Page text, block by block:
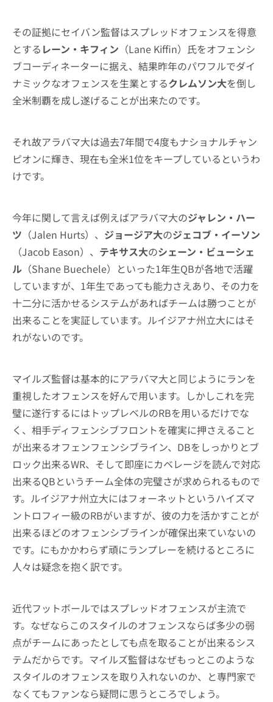
その証拠にセイバン監督はスプレッドオフェンスを得意
とする レーン・キフィン （Lane Kiffin）氏をオフェンシ
ブコーディネーターに据え、結果昨年のパワフルでダイ
ナミックなオフェンスを生業とするクレムソン大を倒し
全米制覇を成し遂げることが出来たのです。
それ故アラバマ大は過去7年間で4度もナショナルチャン
ピオンに輝き、現在も全米1位をキープしているというわ
けです。
今年に関して言えば例えばアラバマ大のジャレン・ハー
ツ （Jalen Hurts）、 ジョージア大のジェコブ・イーソン
（Jacob Eason）、 テキサス大のシェーン・ビューシェ
ル （Shane Buechele）といった1年生QBが各地で活躍
していますが、1年生であっても能力さえあり、その力を
十二分に活かせるシステムがあればチームは勝つことが
出来ることを実証しています。ルイジアナ州立大にはそ
れがないのです。
マイルズ監督は基本的にアラバマ大と同じようにランを
重視したオフェンスを好んで用います。しかしこれを完
璧に遂行するにはトップレベルのRBを用いるだけでな
く、相手ディフェンシブフロントを確実に押さえること
が出来るオフェンフェンシブライン、DBをしっかりとブ
ロック出来るWR、そして即座にカベレージを読んで対応
出来るQBというチーム全体の完璧さが求められるもので
す。ルイジアナ州立大にはフォーネットというハイズマ
ントロフィー級のRBがいますが、彼の力を活かすことが
出来るほどのオフェンシブラインが確保出来ていないの
です。にもかかわらず頑にランプレーを続けるところに
人々は疑念を抱く訳です。
近代フットボールではスプレッドオフェンスが主流で
す。なぜならこのスタイルのオフェンスならば多少の弱
点がチームにあったとしても点を取ることが出来るシス
テムだからです。マイルズ監督はなぜもっとこのような
スタイルのオフェンスを取り入れないのか、と専門家で
なくてもファンなら疑問に思うところでしょう。